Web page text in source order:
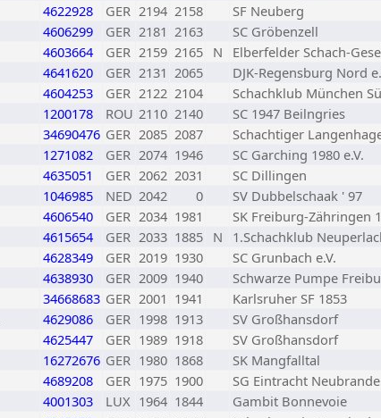
4622928 GER 2194 2158
SF Neuberg
4606299 GER 2181 2163
SC Gröbenzell
4603664 GER 2159 2165 N
Elberfelder Schach-
4641620 GER 2131 2065
DJK-Regensburg Nord
4604253 GER 2122 2104
Schachklub München
1200178 ROU 2110 2140
SC 1947 Beilngries
34690476 GER 2085 2087
Schachtiger
1271082 GER 2074 1946
SC Garching 1980 e.V.
4635051 GER 2062 2031
SC Dillingen
1046985 NED 2042 0
SV Dubbelschaak ' 97
4606540 GER 2034 1981
SK Freiburg-Zähringen
4615654 GER 2033 1885 N
1.Schachklub
4628349 GER 2019 1930
SC Grunbach e.V.
4638930 GER 2009 1940
Schwarze Pumpe
34668683 GER 2001 1941
Karlsruher SF 1853
4629086 GER 1998 1913
SV Großhansdorf
4625447 GER 1989 1918
SV Großhansdorf
16272676 GER 1980 1868
SK Mangfalltal
4689208 GER 1975 1900
SG Eintracht
4001303 LUX 1964 1844
Gambit Bonnevoie